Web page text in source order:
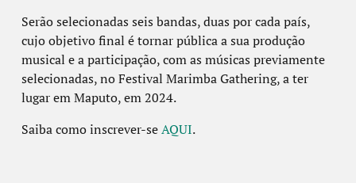
Serão selecionadas seis bandas, duas por cada país,
cujo objetivo final é tornar pública a suaprodução
musical e a participação, com as músicas previamente
selecionadas, no Festival Marimba Gathering, a ter
lugar em Maputo, em 2024.
Saiba como inscrever-seAQUI.